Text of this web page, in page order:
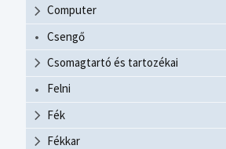
Computer
Csengő
Csomagtartó és tartozékai
Felni
Fék
Fékkar